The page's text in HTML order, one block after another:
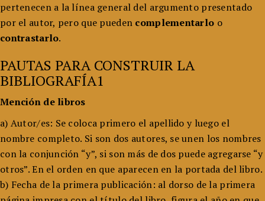
pertenecen a la línea general del argumento presentado
por el autor, pero que pueden complementarlo o
contrastarlo.
PAUTAS PARA CONSTRUIR LA
BIBLIOGRAFÍA1
Mención de libros
a) Autor/es: Se coloca primero el apellido y luego el
nombre completo. Si son dos autores, se unen los nombres
con la conjunción “y”, si son más de dos puede agregarse “y
otros”. En el orden en que aparecen en la portada del libro.
b) Fecha de la primera publicación: al dorso de la primera